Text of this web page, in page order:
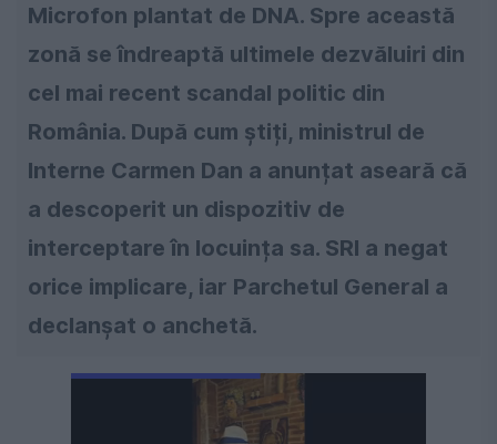
Microfon plantat de DNA. Spre această
zonă se îndreaptă ultimele dezvăluiri din
cel mai recent scandal politic din
România. După cum știți, ministrul de
Interne Carmen Dan a anunțat aseară că
a descoperit un dispozitiv de
interceptare în locuința sa. SRI a negat
orice implicare, iar Parchetul General a
declanșat o anchetă.